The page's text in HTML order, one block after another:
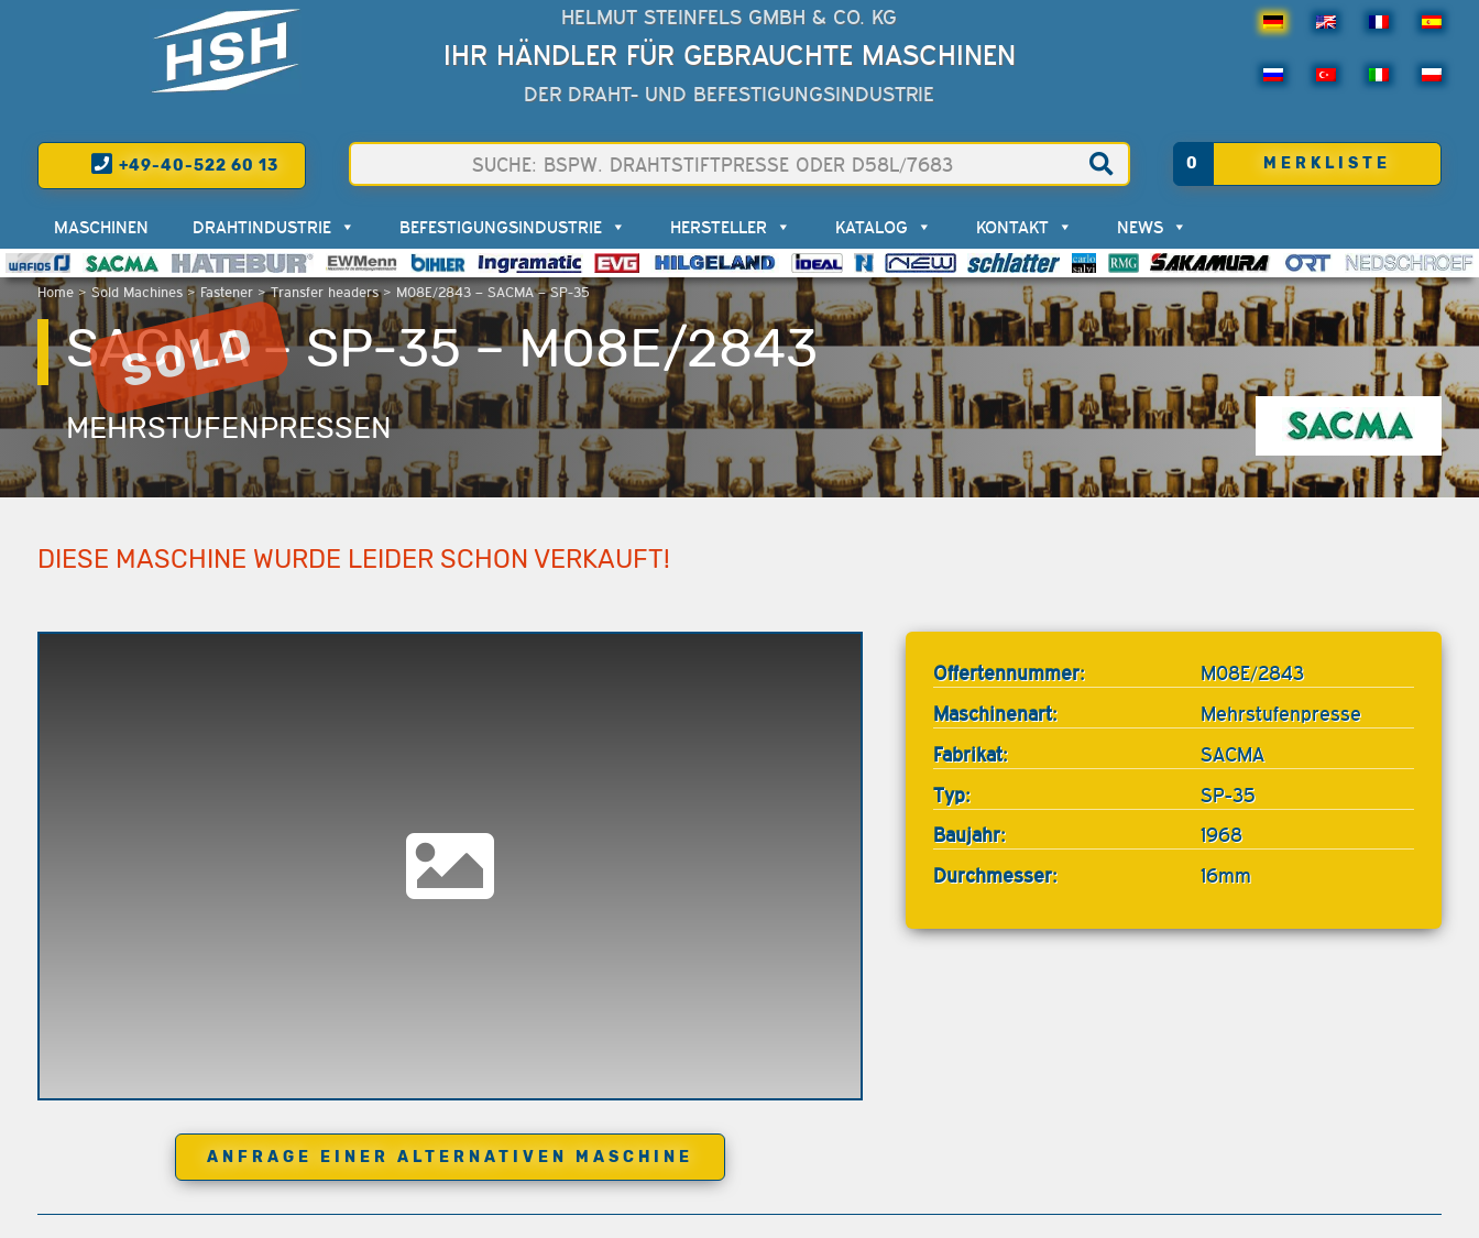
HELMUT STEINFELS GMBH & CO. KG
IHR HÄNDLER FÜR GEBRAUCHTE MASCHINEN
DER DRAHT- UND BEFESTIGUNGSINDUSTRIE
+49-40-522 60 13 0 MERKLISTE
Home> Sold Machines> Fastener>Transfer headers> M08E/2843 – SACMA – SP-35
MASCHINEN DRAHTINDUSTRIE BEFESTIGUNGSINDUSTRIE HERSTELLER KATALOG KONTAKT NEWS
SACMA – SP-35 – M08E/2843
MEHRSTUFENPRESSEN
DIESE MASCHINE WURDE LEIDER SCHON VERKAUFT!
ANFRAGE EINER ALTERNATIVEN MASCHINE
Offertennummer:
M08E/2843
Maschinenart:
Mehrstufenpresse
Fabrikat:
SACMA
Typ:
SP-35
Baujahr:
1968
Durchmesser:
16mm